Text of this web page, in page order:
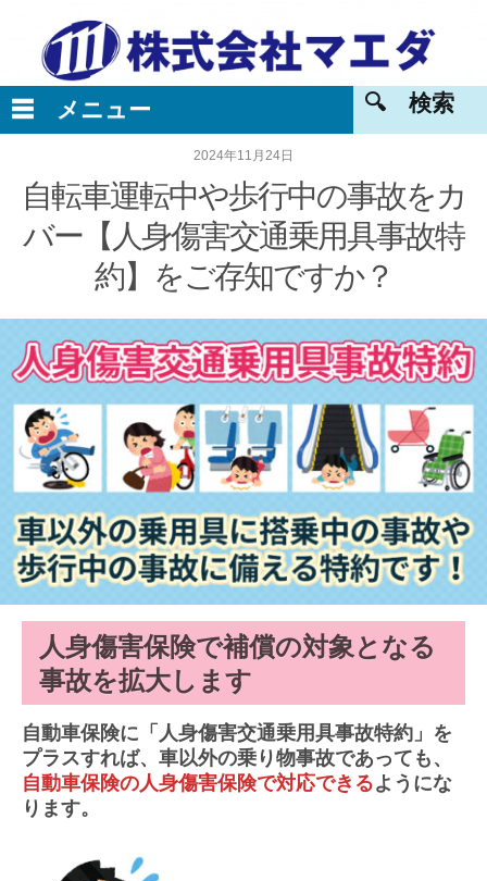
2024年11月24日
自転車運転中や歩行中の事故をカ
バー【人身傷害交通乗用具事故特
約】をご存知ですか？
⼈⾝傷害保険で補償の対象となる
事故を拡大します
自動車保険に「人身傷害交通乗用具事故特約」を
プラスすれば、車以外の乗り物事故であっても、
自動車保険の人身傷害保険で対応できるようにな
ります。